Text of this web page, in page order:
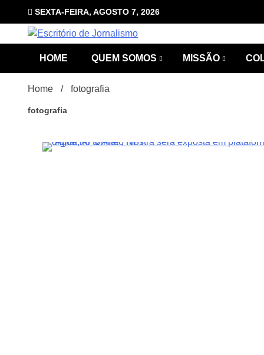
content
SEXTA-FEIRA, AGOSTO 7, 2026
HOME
QUEM SOMOS MISSÃO
Home fotografia
fotografia